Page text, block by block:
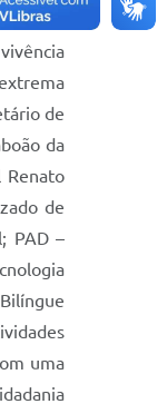
de
da
Renato
de
PAD –
uma